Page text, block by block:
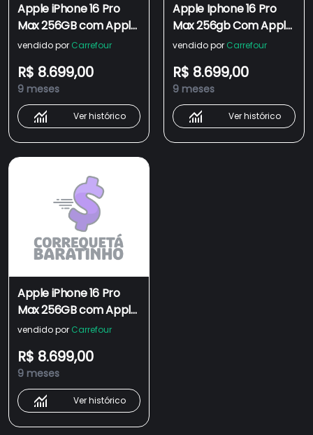
Apple iPhone 16 Pro
Max 256GB com Apple
Inteligência IA Novo
vendido por Carrefour
R$ 8.699,00
9 meses
Ver histórico
Apple Iphone 16 Pro
Max 256gb Com Apple
Inteligência Ia Novo
vendido por Carrefour
R$ 8.699,00
9 meses
Ver histórico
Apple iPhone 16 Pro
Max 256GB com Apple
Inteligência IA Novo
vendido por Carrefour
R$ 8.699,00
9 meses
Ver histórico